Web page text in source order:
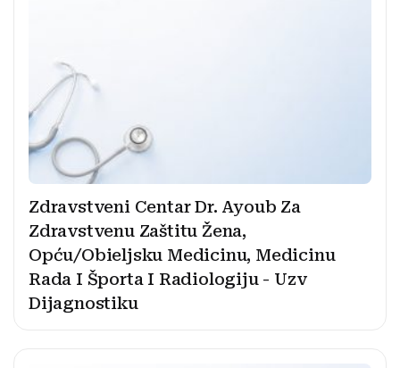
Zdravstveni Centar Dr. Ayoub Za
Zdravstvenu Zaštitu Žena,
Opću/Obieljsku Medicinu, Medicinu
Rada I Športa I Radiologiju - Uzv
Dijagnostiku